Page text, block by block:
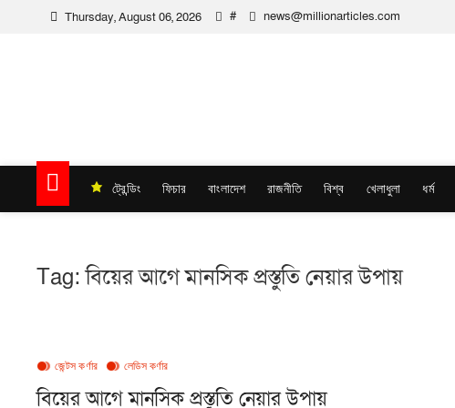
Thursday, August 06, 2026 # news@millionarticles.com
Million Articles
ট্রেন্ডিং ফিচার বাংলাদেশ রাজনীতি বিশ্ব খেলাধুলা ধর্ম
Tag:বিয়ের আগে মানসিক প্রস্তুতি নেয়ার উপায়
জেন্টস কর্ণার লেডিস কর্ণার
বিয়ের আগে মানসিক প্রস্তুতি নেয়ার উপায়